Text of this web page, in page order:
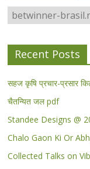
Categories
Recent Posts
सहज कृषि प्रचार-प्रसार
चैतन्यित जल pdf
Standee Designs @
Chalo Gaon Ki Or
Collected Talks on